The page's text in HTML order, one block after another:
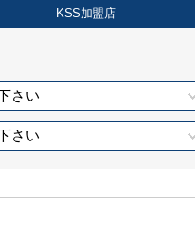
KSS加盟店
さい
さい